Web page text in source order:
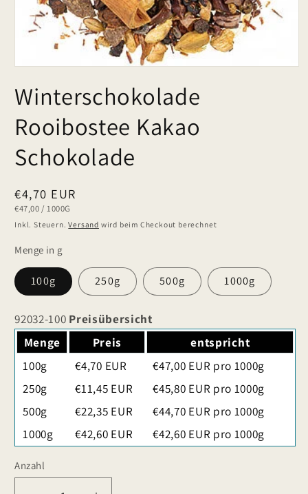
Winterschokolade
Rooibostee Kakao
Schokolade
Normaler
Preis
€4,70 EUR
GRUNDPREIS
€47,00 / PRO
1000G
Inkl. Steuern.Versand wird beim Checkout berechnet
Menge in g
100g 250g 500g 1000g
92032-100 Preisübersicht
Menge
Preis
entspricht
100g
€4,70 EUR
€47,00 EUR pro 1000g
250g
€11,45 EUR
€45,80 EUR pro 1000g
500g
€22,35 EUR
€44,70 EUR pro 1000g
1000g
€42,60 EUR €42,60 EUR pro 1000g
Anzahl